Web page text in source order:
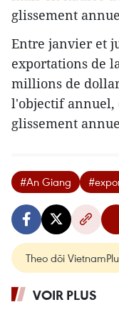
glissement
Entre janvier et
exportations de
millions de
l'objectif annuel,
glissement
#An Giang
Theo dõi
VOIR PLUS